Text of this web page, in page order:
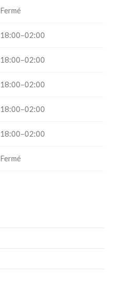
Fermé
18:00–02:00
18:00–02:00
18:00–02:00
18:00–02:00
18:00–02:00
Fermé